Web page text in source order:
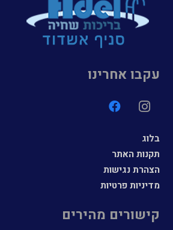
עקבו אחרינו
בלוג
תקנות האתר
הצהרת נגישות
מדיניות פרטיות
קישורים מהירים